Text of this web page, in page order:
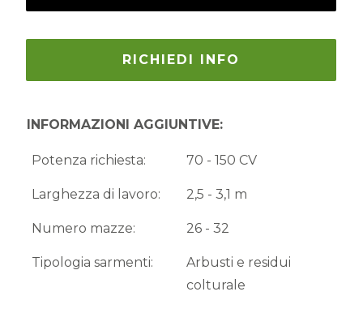
RICHIEDI INFO
INFORMAZIONI AGGIUNTIVE:
Potenza richiesta: 70 - 150 CV
Larghezza di lavoro: 2,5 - 3,1 m
Numero mazze: 26 - 32
Tipologia sarmenti:
Arbusti e residui
colturale